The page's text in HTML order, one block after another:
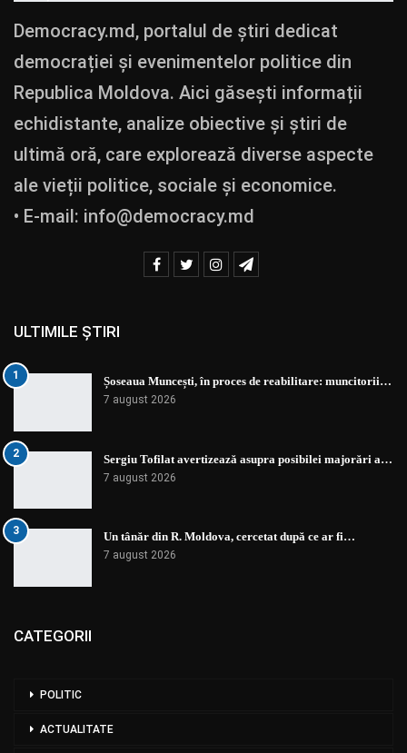
Democracy.md, portalul de știri dedicat
democrației și evenimentelor politice din
Republica Moldova. Aici găsești informații
echidistante, analize obiective și știri de
ultimă oră, care explorează diverse aspecte
ale vieții politice, sociale și economice.
• E-mail: info@democracy.md
ULTIMILE ȘTIRI
1 Șoseaua Muncești, în proces de reabilitare: muncitorii…
7 august 2026
2 Sergiu Tofilat avertizează asupra posibilei majorări a…
7 august 2026
3 Un tânăr din R. Moldova, cercetat după ce ar fi…
7 august 2026
CATEGORII
POLITIC
ACTUALITATE